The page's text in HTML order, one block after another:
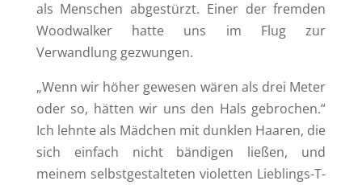
als Menschen abgestürzt. Einer der fremden
Woodwalker hatte uns im Flug zur
Verwandlung gezwungen.
„Wenn wir höher gewesen wären als drei Meter
oder so, hätten wir uns den Hals gebrochen.“
Ich lehnte als Mädchen mit dunklen Haaren, die
sich einfach nicht bändigen ließen, und
meinem selbstgestalteten violetten Lieblings-T-